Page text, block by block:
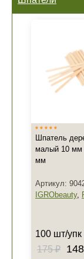
Шпатель
малый 10 мм
мм
Артикул:
IGRObeauty,
100 шт/упк
175 ₽